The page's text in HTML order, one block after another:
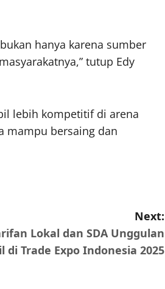
hanya karena sumber
tutup Edy
lebih kompetitif di arena
mampu bersaing dan
Next:
Lokal dan SDA Unggulan
di Trade Expo Indonesia 2025